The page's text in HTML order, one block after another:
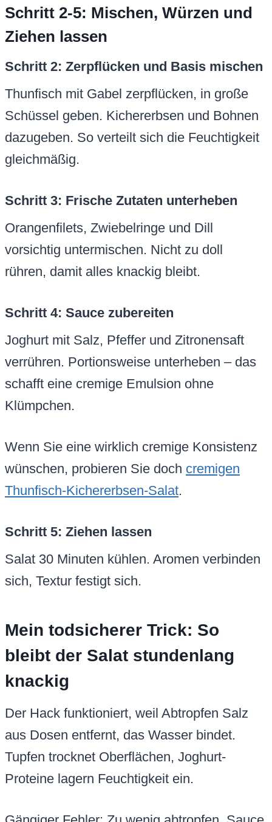
Schritt 2-5: Mischen, Würzen und
Ziehen lassen
Schritt 2: Zerpflücken und Basis mischen
Thunfisch mit Gabel zerpflücken, in große
Schüssel geben. Kichererbsen und Bohnen
dazugeben. So verteilt sich die Feuchtigkeit
gleichmäßig.
Schritt 3: Frische Zutaten unterheben
Orangenfilets, Zwiebelringe und Dill
vorsichtig untermischen. Nicht zu doll
rühren, damit alles knackig bleibt.
Schritt 4: Sauce zubereiten
Joghurt mit Salz, Pfeffer und Zitronensaft
verrühren. Portionsweise unterheben – das
schafft eine cremige Emulsion ohne
Klümpchen.
Wenn Sie eine wirklich cremige Konsistenz
wünschen, probieren Sie doch cremigen
Thunfisch-Kichererbsen-Salat.
Schritt 5: Ziehen lassen
Salat 30 Minuten kühlen. Aromen verbinden
sich, Textur festigt sich.
Mein todsicherer Trick: So
bleibt der Salat stundenlang
knackig
Der Hack funktioniert, weil Abtropfen Salz
aus Dosen entfernt, das Wasser bindet.
Tupfen trocknet Oberflächen, Joghurt-
Proteine lagern Feuchtigkeit ein.